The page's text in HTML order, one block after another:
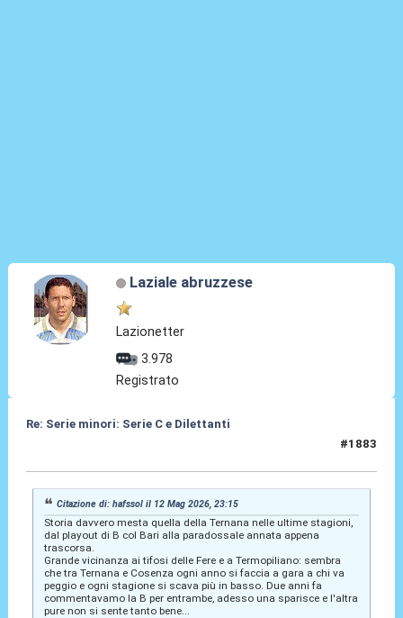
Laziale abruzzese
Lazionetter
3.978
Registrato
Re: Serie minori: Serie C e Dilettanti
#1883
Citazione di: hafssol il 12 Mag 2026, 23:15
Storia davvero mesta quella della Ternana nelle ultime stagioni,
dal playout di B col Bari alla paradossale annata appena
trascorsa.
Grande vicinanza ai tifosi delle Fere e a Termopiliano: sembra
che tra Ternana e Cosenza ogni anno si faccia a gara a chi va
peggio e ogni stagione si scava più in basso. Due anni fa
commentavamo la B per entrambe, adesso una sparisce e l'altra
pure non si sente tanto bene...